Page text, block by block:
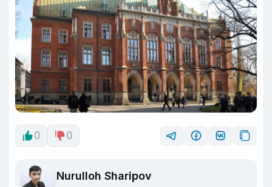
0 0
Nurulloh Sharipov